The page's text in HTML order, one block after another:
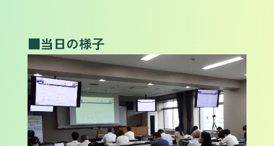
■当日の様子